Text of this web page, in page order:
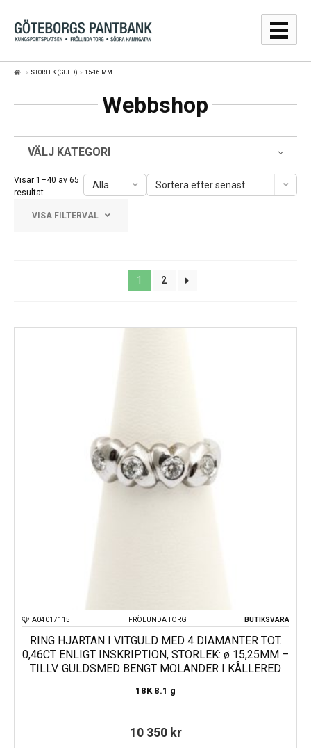
Hoppa
till
navigering
Hoppa
till
innehåll
GULDPRISER
SÄLJA
WEBBSHOP
AUKTIONER
STORLEK (GULD) 15-16 MM
Webbshop
VÄLJ KATEGORI
Visar 1–40 av 65
resultatSortera
senaste
Alla Sortera efter senast
VISA FILTERVAL
1 2
FRÖLUNDA TORG
A04017115 BUTIKSVARA
RING HJÄRTAN I VITGULD MED 4 DIAMANTER TOT.
0,46CT ENLIGT INSKRIPTION, STORLEK: ø 15,25MM –
TILLV. GULDSMED BENGT MOLANDER I KÅLLERED
18K 8.1 g
10 350 kr